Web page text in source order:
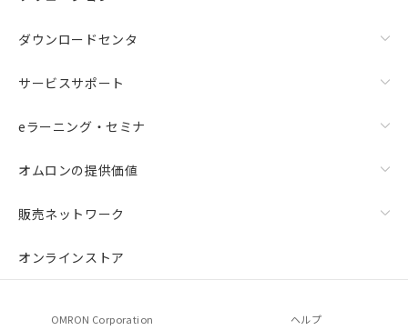
ダウンロードセンタ
サービスサポート
eラーニング・セミナ
オムロンの提供価値
販売ネットワーク
オンラインストア
OMRON Corporation ヘルプ